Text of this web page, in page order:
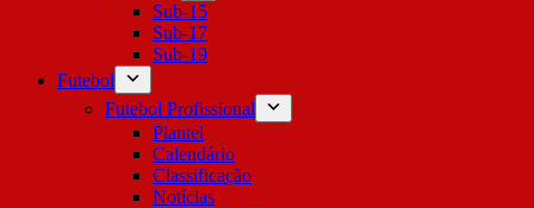
Sub-15
Sub-17
Sub-19
Futebol
Futebol Profissional
Plantel
Calendário
Classificação
Notícias